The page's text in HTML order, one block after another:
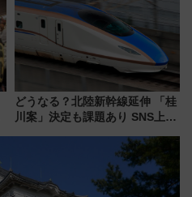
たまご」新グルメ続々登場！
【2026年8月】
どうなる？北陸新幹線延伸 「桂
川案」決定も課題あり SNS上の